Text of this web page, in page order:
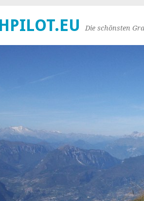
Die schönsten